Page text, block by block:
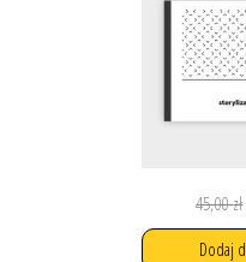
45,00zł
Dodaj